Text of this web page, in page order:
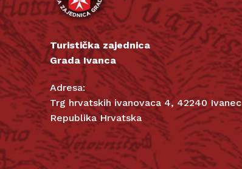
Turistička zajednica
Grada Ivanca
Adresa:
Trg hrvatskih ivanovaca 4, 42240 Ivanec
Republika Hrvatska